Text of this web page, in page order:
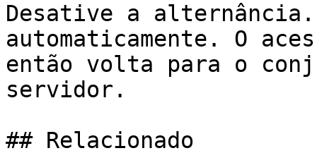
Desative a
automaticamente. O
então volta para o
servidor.
## Relacionado